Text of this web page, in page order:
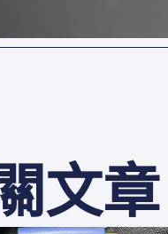
文章